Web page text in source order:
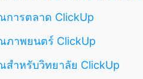
การตลาด ClickUp
ภาพยนตร์ ClickUp
สำหรับวิทยาลัย ClickUp